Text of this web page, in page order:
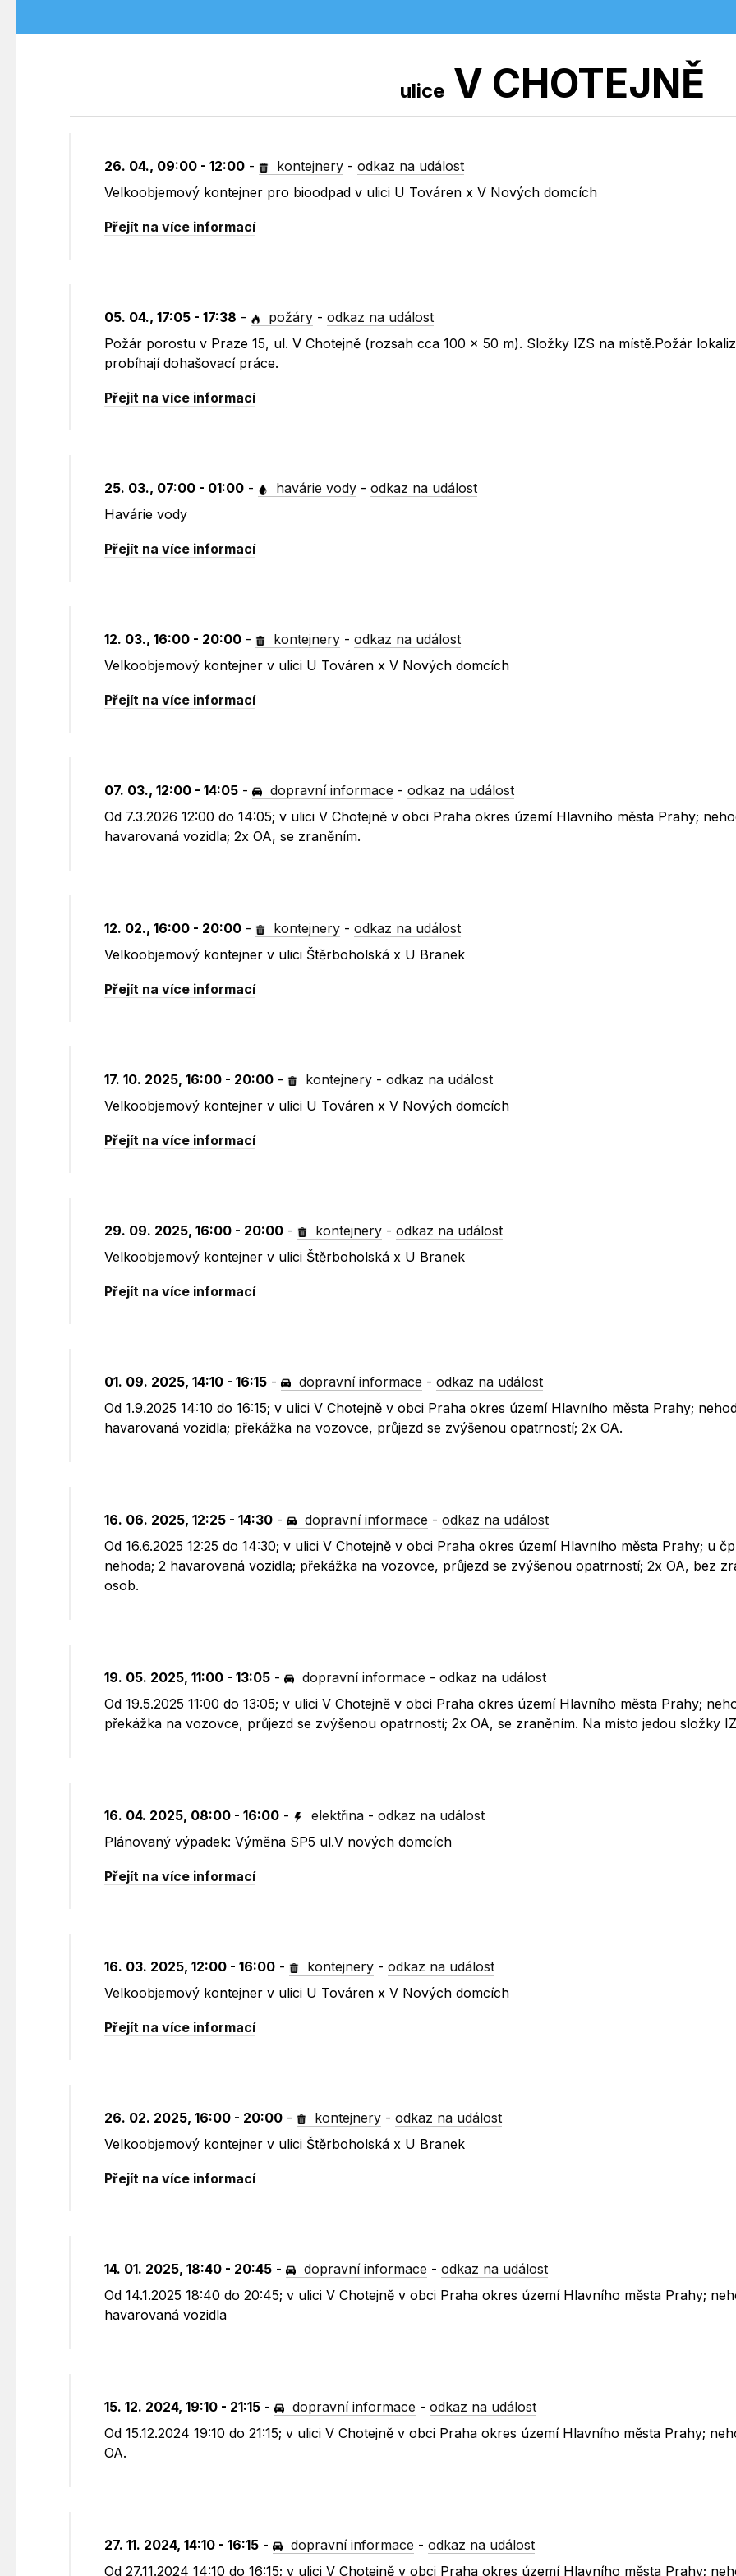
uliceV CHOTEJNĚ
26. 04., 09:00 - 12:00 - kontejnery -odkaz na událost
Velkoobjemový kontejner pro bioodpad v ulici U Továren x V Nových domcích
Přejít na více informací
05. 04., 17:05 - 17:38 - požáry -odkaz na událost
Požár porostu v Praze 15, ul. V Chotejně (rozsah cca 100 x 50 m). Složky IZS na místě.Požár
probíhají dohašovací práce.
Přejít na více informací
25. 03., 07:00 - 01:00 - havárie vody -odkaz na událost
Havárie vody
Přejít na více informací
12. 03., 16:00 - 20:00 - kontejnery -odkaz na událost
Velkoobjemový kontejner v ulici U Továren x V Nových domcích
Přejít na více informací
07. 03., 12:00 - 14:05 - dopravní informace -odkaz na událost
Od 7.3.2026 12:00 do 14:05; v ulici V Chotejně v obci Praha okres území Hlavního města Prahy;
havarovaná vozidla; 2x OA, se zraněním.
12. 02., 16:00 - 20:00 - kontejnery -odkaz na událost
Velkoobjemový kontejner v ulici Štěrboholská x U Branek
Přejít na více informací
17. 10. 2025, 16:00 - 20:00 - kontejnery -odkaz na událost
Velkoobjemový kontejner v ulici U Továren x V Nových domcích
Přejít na více informací
29. 09. 2025, 16:00 - 20:00 - kontejnery -odkaz na událost
Velkoobjemový kontejner v ulici Štěrboholská x U Branek
Přejít na více informací
01. 09. 2025, 14:10 - 16:15 - dopravní informace -odkaz na událost
Od 1.9.2025 14:10 do 16:15; v ulici V Chotejně v obci Praha okres území Hlavního města Prahy;
havarovaná vozidla; překážka na vozovce, průjezd se zvýšenou opatrností; 2x OA.
16. 06. 2025, 12:25 - 14:30 - dopravní informace -odkaz na událost
Od 16.6.2025 12:25 do 14:30; v ulici V Chotejně v obci Praha okres území Hlavního města Prahy; u
nehoda; 2 havarovaná vozidla; překážka na vozovce, průjezd se zvýšenou opatrností; 2x OA, bez
osob.
19. 05. 2025, 11:00 - 13:05 - dopravní informace -odkaz na událost
Od 19.5.2025 11:00 do 13:05; v ulici V Chotejně v obci Praha okres území Hlavního města Prahy;
překážka na vozovce, průjezd se zvýšenou opatrností; 2x OA, se zraněním. Na místo jedou složky
16. 04. 2025, 08:00 - 16:00 - elektřina -odkaz na událost
Plánovaný výpadek: Výměna SP5 ul.V nových domcích
Přejít na více informací
16. 03. 2025, 12:00 - 16:00 - kontejnery -odkaz na událost
Velkoobjemový kontejner v ulici U Továren x V Nových domcích
Přejít na více informací
26. 02. 2025, 16:00 - 20:00 - kontejnery -odkaz na událost
Velkoobjemový kontejner v ulici Štěrboholská x U Branek
Přejít na více informací
14. 01. 2025, 18:40 - 20:45 - dopravní informace -odkaz na událost
Od 14.1.2025 18:40 do 20:45; v ulici V Chotejně v obci Praha okres území Hlavního města Prahy;
havarovaná vozidla
15. 12. 2024, 19:10 - 21:15 - dopravní informace -odkaz na událost
Od 15.12.2024 19:10 do 21:15; v ulici V Chotejně v obci Praha okres území Hlavního města Prahy;
OA.
27. 11. 2024, 14:10 - 16:15 - dopravní informace -odkaz na událost
Od 27.11.2024 14:10 do 16:15; v ulici V Chotejně v obci Praha okres území Hlavního města Prahy;